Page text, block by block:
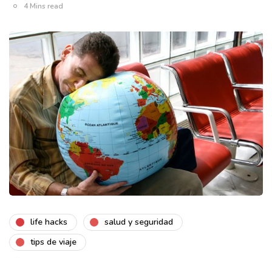
4 Mins read
life hacks
salud y seguridad
tips de viaje